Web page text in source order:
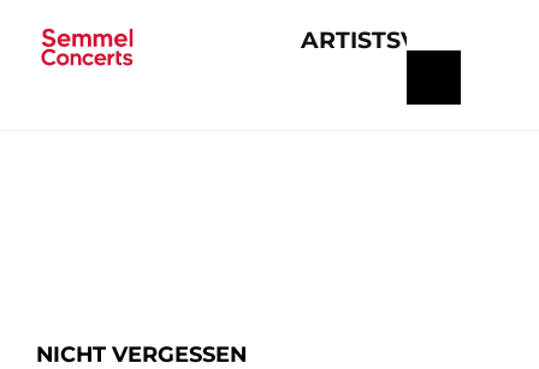
ARTISTS
NICHT VERGESSEN